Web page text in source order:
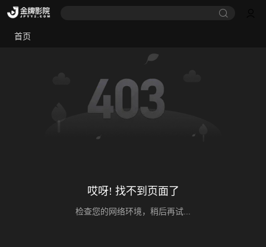
首页
哎呀! 找不到页面了
检查您的网络环境，稍后再试...